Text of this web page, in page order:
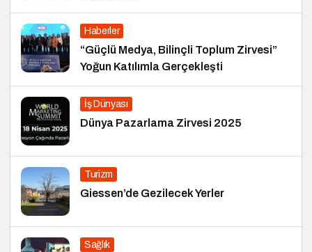
Haberler
“Güçlü Medya, Bilinçli Toplum Zirvesi”
Yoğun Katılımla Gerçekleşti
İş Dünyası
Dünya Pazarlama Zirvesi 2025
Turizm
Giessen’de Gezilecek Yerler
Sağlık